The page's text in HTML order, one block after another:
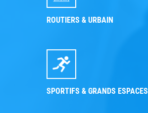
ROUTIERS & URBAIN
SPORTIFS & GRANDS ESPACES